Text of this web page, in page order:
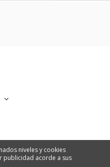
niveles y cookies
publicidad acorde a sus